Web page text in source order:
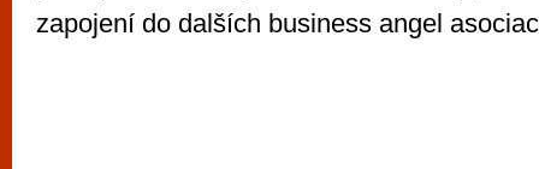
zapojení do dalších business angel